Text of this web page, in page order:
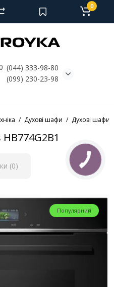
(044) 333-98-80
(099) 230-23-98
0
Духові шафи Духові шафи
(0)
Популярний
КНОПКА
СВЯЗИ